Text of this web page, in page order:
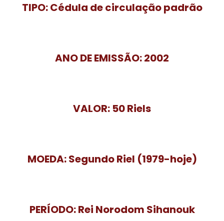
TIPO:Cédula de circulação padrão
ANO DE EMISSÃO:2002
VALOR: 50 Riels
MOEDA:Segundo Riel (1979-hoje)
PERÍODO:Rei Norodom Sihanouk